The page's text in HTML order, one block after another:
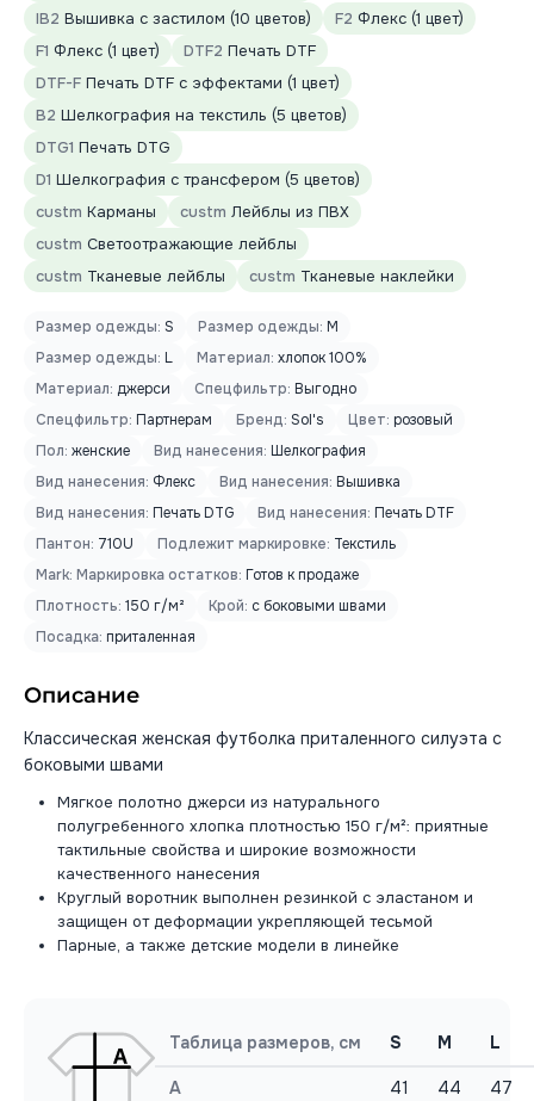
IB2 Вышивка с застилом (10 цветов) F2 Флекс (1 цвет)
F1 Флекс (1 цвет) DTF2 Печать DTF
DTF-F Печать DTF с эффектами (1 цвет)
B2 Шелкография на текстиль (5 цветов)
DTG1 Печать DTG
D1 Шелкография с трансфером (5 цветов)
custm Карманы custm Лейблы из ПВХ
custm Светоотражающие лейблы
custm Тканевые лейблы custm Тканевые наклейки
Размер одежды: S Размер одежды: M
Размер одежды: L Материал: хлопок 100%
Материал: джерси Спецфильтр: Выгодно
Спецфильтр: Партнерам Бренд: Sol's Цвет: розовый
Пол: женские Вид нанесения: Шелкография
Вид нанесения: Флекс Вид нанесения: Вышивка
Вид нанесения: Печать DTG Вид нанесения: Печать DTF
Пантон: 710U Подлежит маркировке: Текстиль
Mark: Маркировка остатков: Готов к продаже
Плотность: 150 г/м² Крой: с боковыми швами
Посадка: приталенная
Описание
Классическая женская футболка приталенного силуэта с
боковыми швами
Мягкое полотно джерси из натурального
полугребенного хлопка плотностью 150 г/м²: приятные
тактильные свойства и широкие возможности
качественного нанесения
Круглый воротник выполнен резинкой с эластаном и
защищен от деформации укрепляющей тесьмой
Парные, а также детские модели в линейке
Таблица размеров, см S M L
A 41 44
47